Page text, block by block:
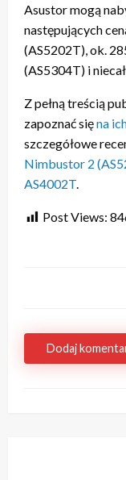
Asustor mogą
następujących
(AS5202T), ok.
(AS5304T) i
Z pełną treścią
zapoznać sięna
szczegółowe
Nimbustor 2
AS4002T.
Post Views:
Dodaj